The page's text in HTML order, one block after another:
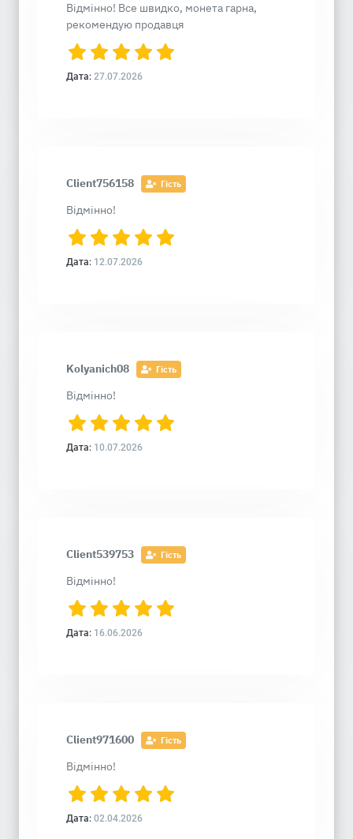
Відмінно! Все швидко, монета гарна,
рекомендую продавця
Дата: 27.07.2026
Client756158 Гість
Відмінно!
Дата: 12.07.2026
Kolyanich08 Гість
Відмінно!
Дата: 10.07.2026
Client539753 Гість
Відмінно!
Дата: 16.06.2026
Client971600 Гість
Відмінно!
Дата: 02.04.2026